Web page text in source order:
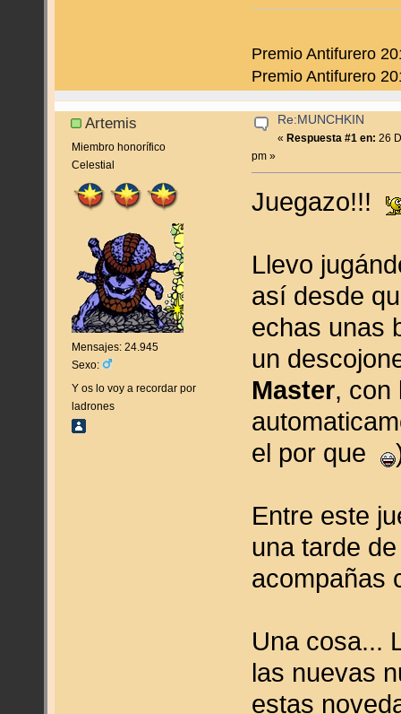
Premio Antifurero
Premio Antifurero
Artemis
Miembro honorífico
Celestial
Mensajes: 24.945
Sexo:
Y os lo voy a recordar por
ladrones
Re:MUNCHKIN
« Respuesta #1 en: 26
pm »
Juegazo!!!
Llevo
así desde
echas unas
un
Master, con
el por que
Entre este
una tarde
acompañas
Una cosa...
las nuevas
estas